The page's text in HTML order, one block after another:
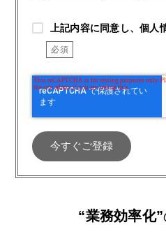
上記内容に同意し、個
“業務効率化”